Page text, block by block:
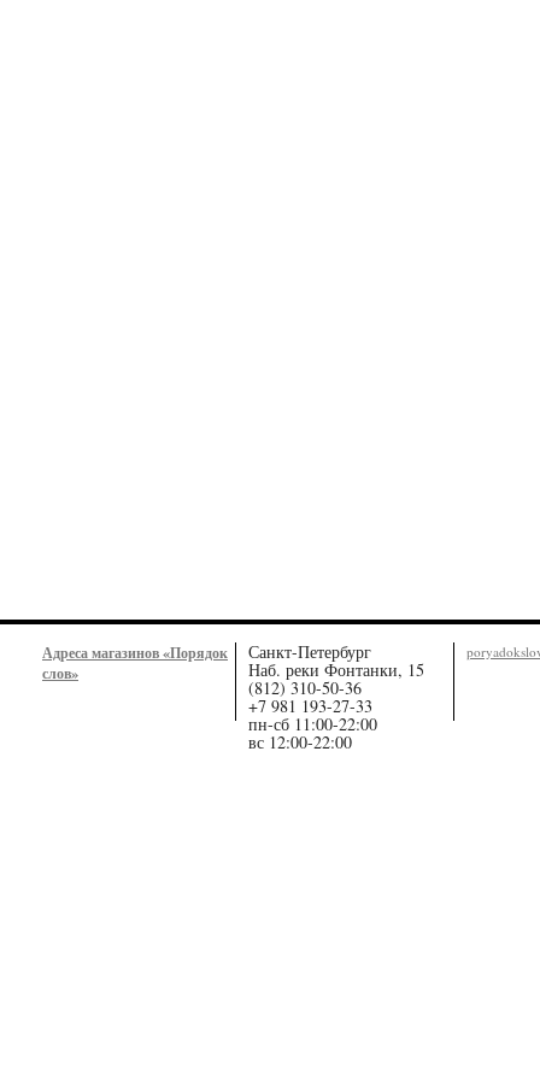
Адреса магазинов «Порядок
слов»
Санкт-Петербург
Наб. реки Фонтанки, 15
(812) 310-50-36
+7 981 193-27-33
пн-сб 11:00-22:00
вс 12:00-22:00